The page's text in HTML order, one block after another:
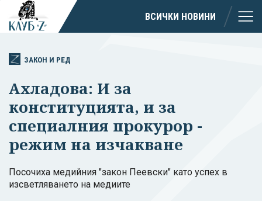
ВСИЧКИ НОВИНИ
ЗАКОН И РЕД
Ахладова: И за
конституцията, и за
специалния прокурор -
режим на изчакване
Посочиха медийния "закон Пеевски" като успех в
изсветляването на медиите